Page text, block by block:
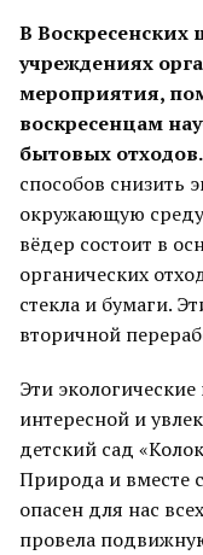
В
учреждениях
мероприятия,
воскресенцам
бытовых отходов.
способов снизить
окружающую
вёдер состоит в
органических
стекла и бумаги.
вторичной
Эти
интересной и
детский сад
Природа и вместе
опасен для нас
провела